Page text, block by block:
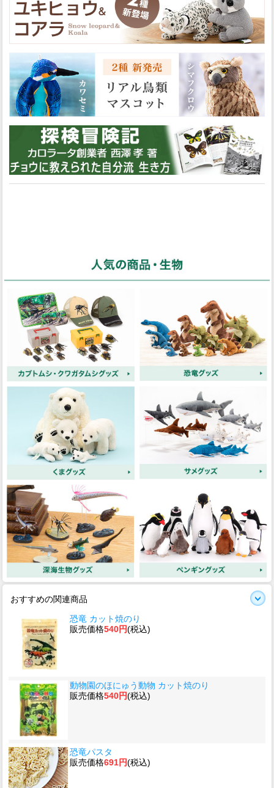
おすすめの関連商品
恐竜 カット焼のり
販売価格540円(税込)
動物園のほにゅう動物 カット焼のり
販売価格540円(税込)
恐竜パスタ
販売価格691円(税込)